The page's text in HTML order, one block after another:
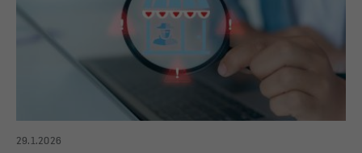
29.1.2026